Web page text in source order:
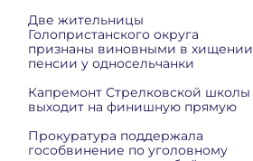
Две жительницы
Голопристанского округа
признаны виновными в хищении
пенсии у односельчанки
Капремонт Стрелковской школы
выходит на финишную прямую
Прокуратура поддержала
гособвинение по уголовному